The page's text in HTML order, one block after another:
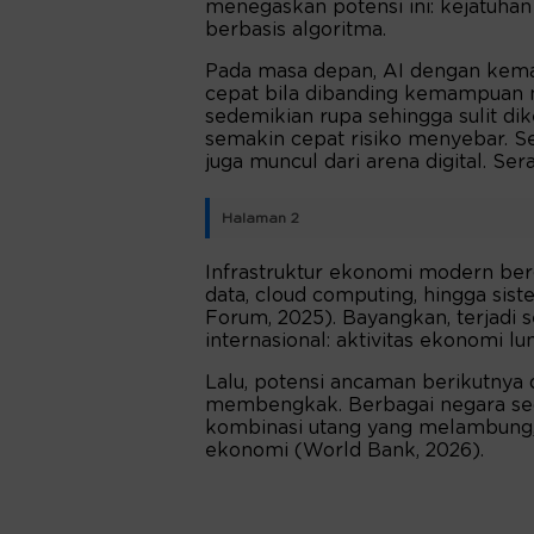
menegaskan potensi ini:
berbasis algoritma.
Pada masa depan, AI dengan
cepat bila dibanding kemampuan
sedemikian rupa sehingga sulit
semakin cepat risiko menyebar.
juga muncul dari arena digital.
Halaman 2
Infrastruktur ekonomi modern
data, cloud computing, hingga
Forum, 2025). Bayangkan, terjadi
internasional: aktivitas ekonomi
Lalu, potensi ancaman
membengkak. Berbagai negara
kombinasi utang yang
ekonomi (World Bank, 2026).